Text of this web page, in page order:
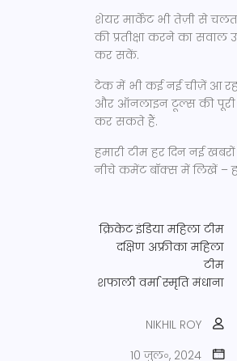
शेयर मार्केट भी तेज़ी से
की प्रतीक्षा करने का
कर सकें.
टेक में भी कई नई चीज़ें आ
और ऑनलाइन टूल्स की पूरी
कर सकते हैं.
हमारी टीम हर दिन नई
नीचे कमेंट बॉक्स में लिखें –
क्रिकेट इंडिया महिला टीम
दक्षिण अफ्रीका महिला
टीम
शफाली वर्मा स्मृति मंधाना
NIKHIL ROY
10 जुल॰, 2024